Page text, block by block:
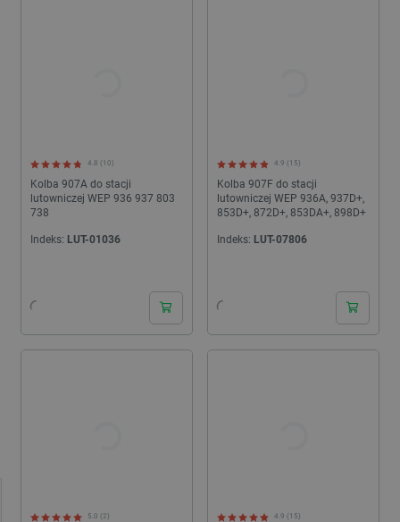
Kolba 907A do stacji
lutowniczej WEP 936 937 803
738
4.8 (10)
Indeks: LUT-01036
Kolba 907F do stacji
lutowniczej WEP 936A, 937D+,
853D+, 872D+, 853DA+, 898D+
4.9 (15)
Indeks: LUT-07806
5.0 (2) 4.9 (15)